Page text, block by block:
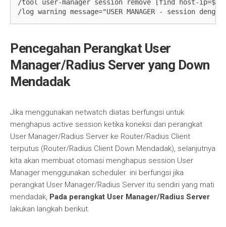
/tool user-manager session remove [find host-
/log warning message="USER MANAGER - session
Pencegahan Perangkat User
Manager/Radius Server yang Down
Mendadak
Jika menggunakan netwatch diatas berfungsi untuk
menghapus active session ketika koneksi dari perangkat
User Manager/Radius Server ke Router/Radius Client
terputus (Router/Radius Client Down Mendadak), selanjutnya
kita akan membuat otomasi menghapus session User
Manager menggunakan scheduler. ini berfungsi jika
perangkat User Manager/Radius Server itu sendiri yang mati
mendadak, Pada perangkat User Manager/Radius Server
lakukan langkah berikut.